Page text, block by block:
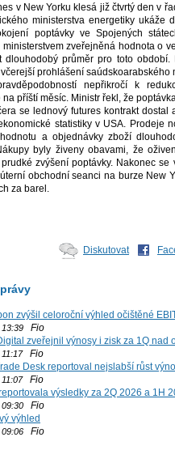
v New Yorku klesá již čtvrtý den v
ministerstva energetiky ukáže
poptávky ve Spojených
ministerstvem zveřejněná hodnota o
dlouhodobý průměr pro toto
prohlášení
nepřikročí k
příští měsíc. Ministr řekl, že
se lednový futures kontrakt
statistiky v USA. Prodeje
a objednávky zboží
byly živeny obavami, že
zvýšení poptávky. Nakonec
obchodní seanci na burze New
za barel.
Diskutovat
zvýšil celoroční výhled očištěné
Fio
zveřejnil výnosy i zisk za 1Q nad
Fio
Desk reportoval nejslabší růst
Fio
výsledky za 2Q 2026 a 1H
Fio
výhled
Fio